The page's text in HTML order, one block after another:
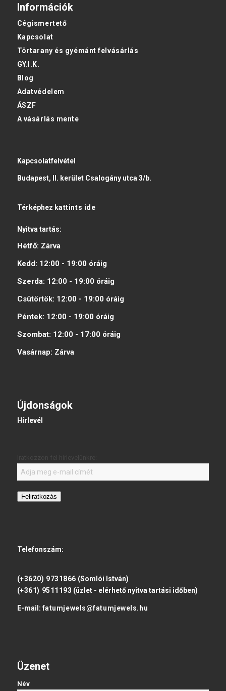
Információk
Cégismertető
Kapcsolat
Törtarany és gyémánt felvásárlás
GY.I.K.
Blog
Adatvédelem
ÁSZF
A vásárlás mente
Kapcsolatfelvétel
Budapest, II. kerület Csalogány utca 3/b.
Térképhez kattints ide
Nyitva tartás:
Hétfő: Zárva
Kedd: 12:00 - 19:00 óráig
Szerda: 12:00 - 19:00 óráig
Csütörtök: 12:00 - 19:00 óráig
Péntek: 12:00 - 19:00 óráig
Szombat: 12:00 - 17:00 óráig
Vasárnap: Zárva
Újdonságok
Hírlevél
Feliratkozás
Telefonszám:
(+3620) 9731866 (Somlói István)
(+361) 9511193 (üzlet - elérhető nyitva tartási időben)
E-mail: fatumjewels@fatumjewels.hu
Üzenet
Név